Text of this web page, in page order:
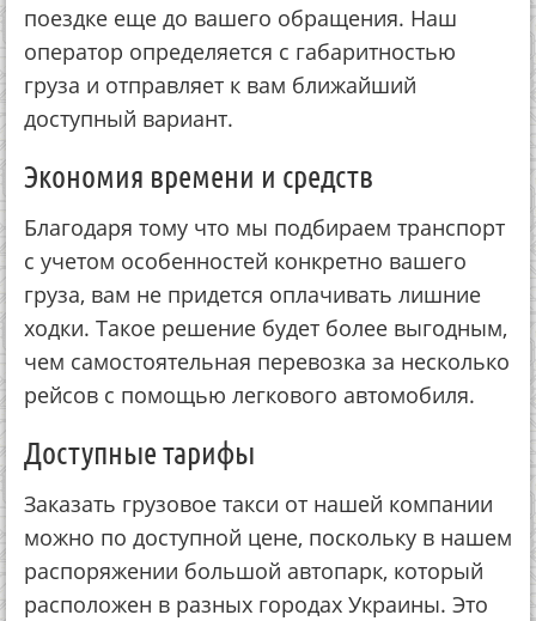
поездке еще до вашего обращения. Наш
оператор определяется с габаритностью
груза и отправляет к вам ближайший
доступный вариант.
Экономия времени и средств
Благодаря тому что мы подбираем транспорт
с учетом особенностей конкретно вашего
груза, вам не придется оплачивать лишние
ходки. Такое решение будет более выгодным,
чем самостоятельная перевозка за несколько
рейсов с помощью легкового автомобиля.
Доступные тарифы
Заказать грузовое такси от нашей компании
можно по доступной цене, поскольку в нашем
распоряжении большой автопарк, который
расположен в разных городах Украины. Это